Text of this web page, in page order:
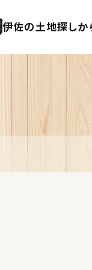
伊佐の土地探しか